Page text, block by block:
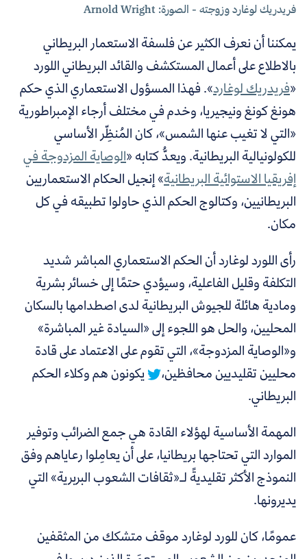
فريدريك لوغارد وزوجته - الصورة: Arnold Wright
يمكننا أن نعرف الكثير عن فلسفة الاستعمار البريطاني
بالاطلاع على أعمال المستكشف والقائد البريطانياللورد
«فريدريك لوغارد». فهذا المسؤول الاستعماري الذي حكم
هونغ كونغ ونيجيريا، وخدم في مختلف أرجاء الإمبراطورية
«التي لا تغيب عنها الشمس»، كان المُنظِّر الأساسي
للكولونيالية البريطانية. ويعدُّ كتابه«الوصاية المزدوجة في
إفريقيا الاستوائية البريطانية»إنجيل الحكام الاستعماريين
البريطانيين، وكتالوج الحكم الذي حاولوا تطبيقه في كل
مكان.
رأى اللورد لوغارد أن الحكم الاستعماري المباشر شديد
التكلفة وقليل الفاعلية، وسيؤدي حتمًا إلى خسائر بشرية
ومادية هائلة للجيوش البريطانية لدى اصطدامها بالسكان
المحليين، والحل هو اللجوء إلى «السيادة غير المباشرة»
و«الوصاية المزدوجة»، التي تقوم على الاعتماد على قادة
محليين تقليديين محافظين،
يكونون هم وكلاء الحكم
البريطاني.
المهمة الأساسية لهؤلاء القادة هي جمع الضرائب وتوفير
الموارد التي تحتاجها بريطانيا، على أن يعامِلوا رعاياهم وفق
النموذج الأكثر تقليديةً لـ«ثقافات الشعوب البربرية» التي
يديرونها.
عمومًا، كان للورد لوغارد موقف متشكك من المثقفين